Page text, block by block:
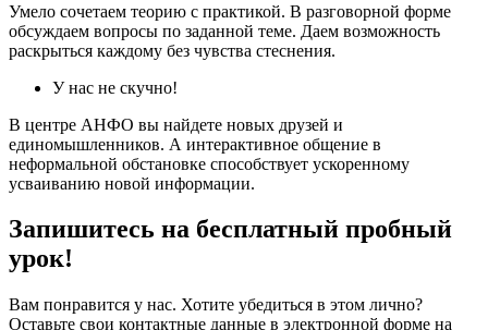
Умело сочетаем теорию с практикой. В разговорной форме
обсуждаем вопросы по заданной теме. Даем возможность
раскрыться каждому без чувства стеснения.
У нас не скучно!
В центре АНФО вы найдете новых друзей и
единомышленников. А интерактивное общение в
неформальной обстановке способствует ускоренному
усваиванию новой информации.
Запишитесь на бесплатный пробный
урок!
Вам понравится у нас. Хотите убедиться в этом лично?
Оставьте свои контактные данные в электронной форме на